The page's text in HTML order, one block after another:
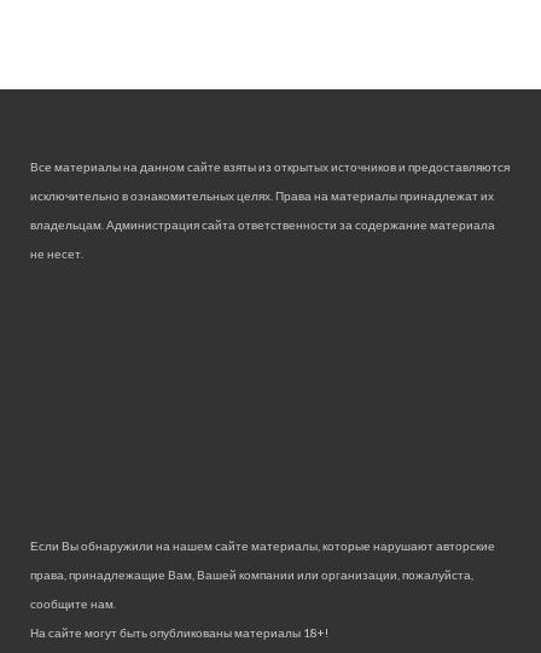
Все материалы на данном сайте взяты из открытых источников и предоставляются
исключительно в ознакомительных целях. Права на материалы принадлежат их
владельцам. Администрация сайта ответственности за содержание материала
не несет.
Если Вы обнаружили на нашем сайте материалы, которые нарушают авторские
права, принадлежащие Вам, Вашей компании или организации, пожалуйста,
сообщите нам.
На сайте могут быть опубликованы материалы 18+!